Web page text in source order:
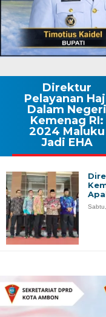
Direktur
Pelayanan
Dalam Negeri
Kemenag RI:
2024 Maluku
Jadi EHA